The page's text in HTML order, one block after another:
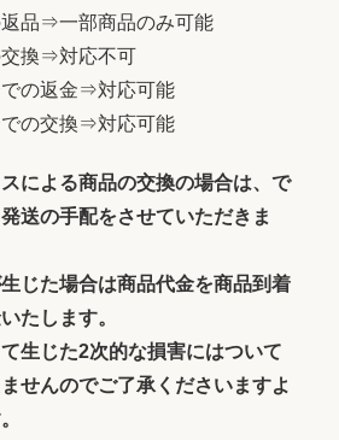
返品⇒一部商品のみ可能
交換⇒対応不可
での返金⇒対応可能
での交換⇒対応可能
による商品の交換の場合は、で
送の手配をさせていただきま
じた場合は商品代金を商品到着
たします。
生じた2次的な損害にはついて
せんのでご了承くださいますよ